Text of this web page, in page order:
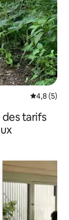
Évaluation
4,8 (5)
tarifs